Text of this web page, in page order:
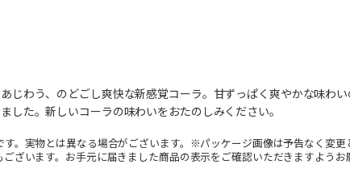
じわう、のどごし爽快な新感覚コーラ。甘ずっぱく爽やかな味わ
した。新しいコーラの味わいをおたのしみください。
。実物とは異なる場合がございます。※パッケージ画像は予告なく変
ございます。お手元に届きました商品の表示をご確認いただきますようお